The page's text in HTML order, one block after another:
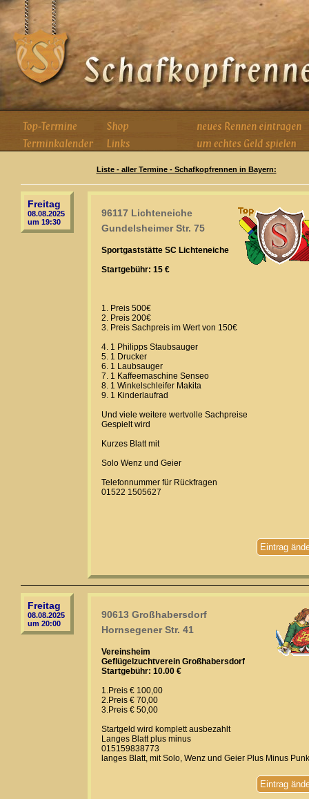
Liste - aller Termine - Schafkopfrennen in Bayern:
Freitag
08.08.2025
um 19:30
96117 Lichteneiche
Gundelsheimer Str. 75
Sportgaststätte SC Lichteneiche
Startgebühr: 15 €
1. Preis 500€
2. Preis 200€
3. Preis Sachpreis im Wert von 150€
4. 1 Philipps Staubsauger
5. 1 Drucker
6. 1 Laubsauger
7. 1 Kaffeemaschine Senseo
8. 1 Winkelschleifer Makita
9. 1 Kinderlaufrad
Und viele weitere wertvolle Sachpreise
Gespielt wird
Kurzes Blatt mit
Solo Wenz und Geier
Telefonnummer für Rückfragen
01522 1505627
Eintrag
Freitag
08.08.2025
um 20:00
90613 Großhabersdorf
Hornsegener Str. 41
Vereinsheim
Geflügelzuchtverein Großhabersdorf
Startgebühr: 10.00 €
1.Preis € 100,00
2.Preis € 70,00
3.Preis € 50,00
Startgeld wird komplett ausbezahlt
Langes Blatt plus minus
015159838773
langes Blatt, mit Solo, Wenz und Geier Plus Minus
Eintrag